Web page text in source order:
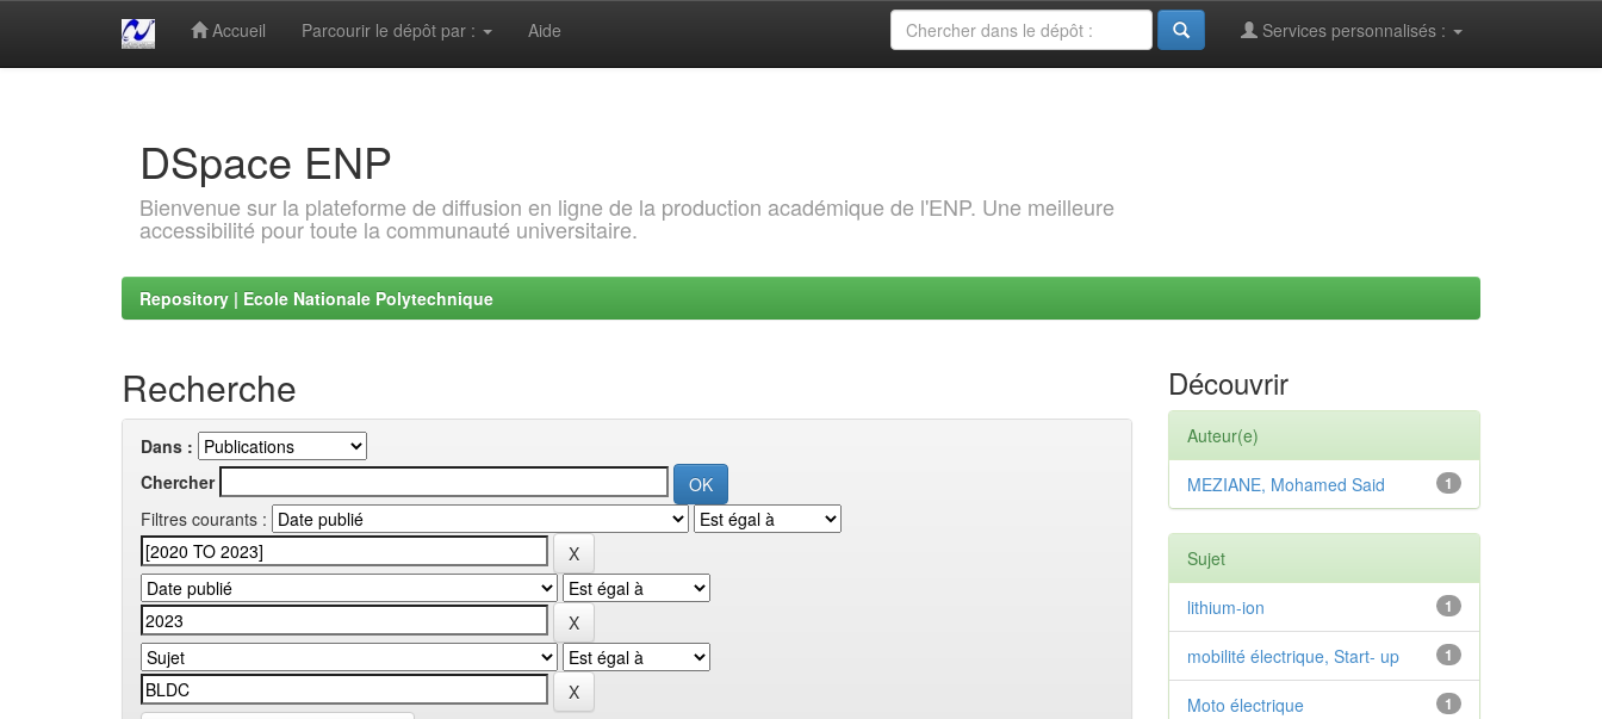
Accueil Parcourir le dépôt par : Aide Services personnalisés :
DSpace ENP
Bienvenue sur la plateforme de diffusion en ligne de la production académique de l'ENP. Une meilleure
accessibilité pour toute la communauté universitaire.
Repository | Ecole Nationale Polytechnique
Recherche
Dans :
Chercher
Filtres courants :
Découvrir
Auteur(e)
1
MEZIANE, Mohamed Said
Sujet
1
lithium-ion
1
mobilité électrique, Start- up
1
Moto électrique